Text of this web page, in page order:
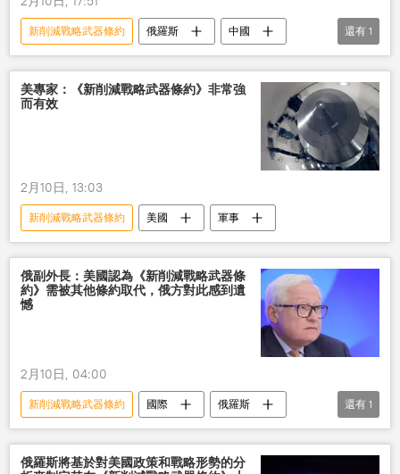
新削減戰略武器條約 俄羅斯
中國
美國
還有 1
美專家：《新削減戰略武器條約》非常強
而有效
2月10日, 13:03
新削減戰略武器條約 美國 軍事
俄副外長：美國認為《新削減戰略武器條
約》需被其他條約取代，俄方對此感到遺
憾
2月10日, 04:00
新削減戰略武器條約 國際
俄羅斯
美國
還有 1
俄羅斯將基於對美國政策和戰略形勢的分